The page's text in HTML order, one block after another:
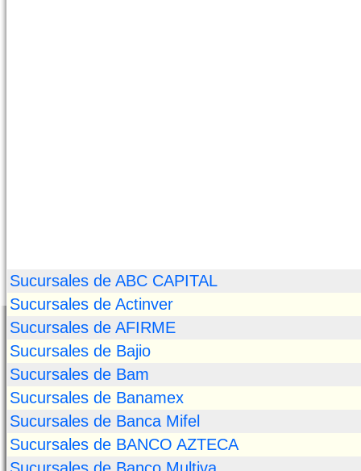
Sucursales de ABC CAPITAL
Sucursales de Actinver
Sucursales de AFIRME
Sucursales de Bajio
Sucursales de Bam
Sucursales de Banamex
Sucursales de Banca Mifel
Sucursales de BANCO AZTECA